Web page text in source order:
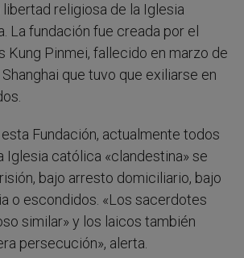
religiosa de la Iglesia
La fundación fue creada por el
Kung Pinmei, fallecido en marzo de
que tuvo que exiliarse en
Fundación, actualmente todos
Iglesia católica «clandestina» se
bajo arresto domiciliario, bajo
o escondidos. «Los sacerdotes
similar» y los laicos también
persecución», alerta.